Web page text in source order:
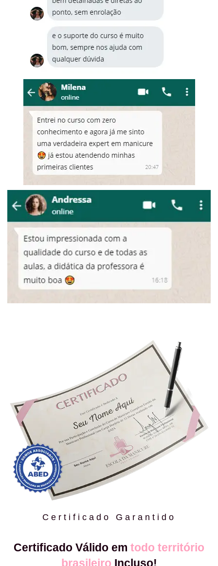
Certificado Garantido
Certificado Válido em todo território
brasileiro Incluso!